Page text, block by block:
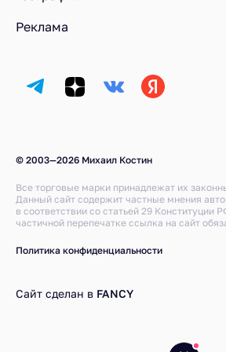
© 2003—2026 Михаил Костин
Все торговые марки принадлежат их
Данный сайт содержит частные мнения
в соответствии со статьей 29 Конституции
частичной перепечатке ссылка на сайт
Политика конфиденциальности
Реклама
Сайт сделан в FANCY